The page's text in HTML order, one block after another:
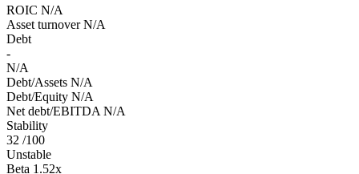
ROIC N/A
Asset turnover N/A
Debt
-
N/A
Debt/Assets N/A
Debt/Equity N/A
Net debt/EBITDA N/A
Stability
32 /100
Unstable
Beta 1.52x